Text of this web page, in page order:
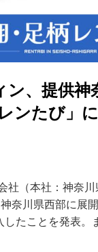
、提供神
ンたび」
（本社：神奈
奈川県西部に展
たことを発表